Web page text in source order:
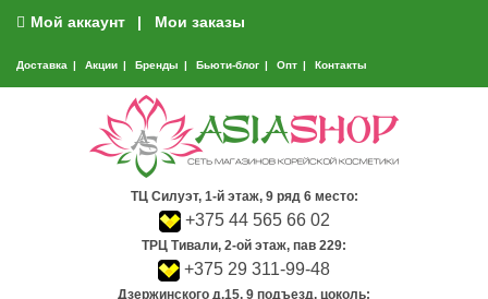
Мой аккаунт Мои заказы
Доставка Акции Бренды Бьюти-блог Опт Контакты
ТЦ Силуэт, 1-й этаж, 9 ряд 6 место:
+375 44 565 66 02
ТРЦ Тивали, 2-ой этаж, пав 229:
+375 29 311-99-48
Дзержинского д.15, 9 подъезд, цоколь: